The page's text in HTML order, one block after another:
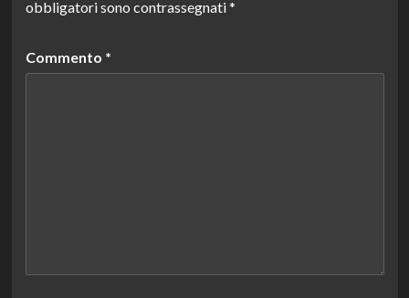
obbligatori sono contrassegnati*
Commento *